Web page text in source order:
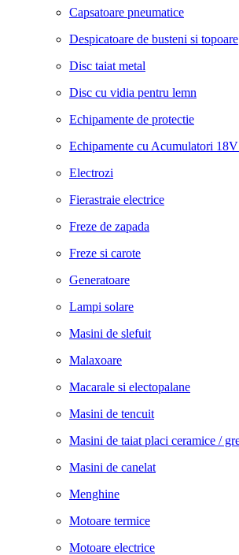
Capsatoare pneumatice
Despicatoare de busteni si topoare
Disc taiat metal
Disc cu vidia pentru lemn
Echipamente de protectie
Echipamente cu Acumulatori
Electrozi
Fierastraie electrice
Freze de zapada
Freze si carote
Generatoare
Lampi solare
Masini de slefuit
Malaxoare
Macarale si electopalane
Masini de tencuit
Masini de taiat placi ceramice /
Masini de canelat
Menghine
Motoare termice
Motoare electrice